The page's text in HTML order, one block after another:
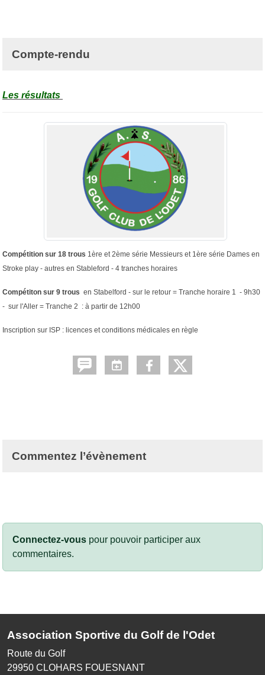
Compte-rendu
Les résultats
Compétition sur 18 trous 1ère et 2ème série Messieurs et 1ère série Dames en
Stroke play - autres en Stableford - 4 tranches horaires
Compétiton sur 9 trous en Stabelford - sur le retour = Tranche horaire 1 - 9h30
- sur l'Aller = Tranche 2 : à partir de 12h00
Inscription sur ISP : licences et conditions médicales en règle
Commentez l’évènement
Connectez-vous pour pouvoir participer aux
commentaires.
Association Sportive du Golf de l'Odet
Route du Golf
29950 CLOHARS FOUESNANT